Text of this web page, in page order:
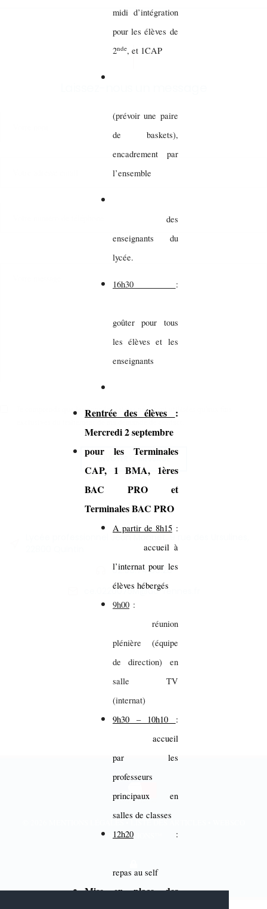
midi d’intégration
pour les élèves de
2nde, et 1CAP
(prévoir une paire
de baskets),
encadrement par
l’ensemble
des
enseignants du
lycée.
16h30 :
goûter pour tous
les élèves et les
enseignants
Rentrée des élèves :
Mercredi 2 septembre
pour les Terminales
CAP, 1 BMA, 1ères
BAC PRO et
Terminales BAC PRO
A partir de 8h15:
accueil à
l’internat pour les
élèves hébergés
9h00 :
réunion
plénière (équipe
de direction) en
salle TV
(internat)
9h30 – 10h10 :
accueil
par les
professeurs
principaux en
salles de classes
12h20 :
repas au self
Mise en place des
Je comprends que les données saisies ne seront utilisées qu'aux fins
02.96.74.86.26
ce.0220075M@ac-rennes.fr
INNOVATIONS™